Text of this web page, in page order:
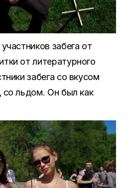
забега от
от литературного
забега со вкусом
со льдом. Он был как